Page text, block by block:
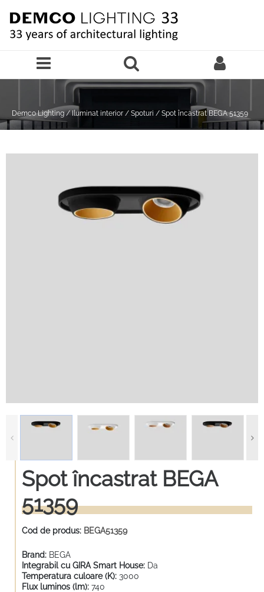
Demco Lighting / Iluminat interior / Spoturi / Spot încastrat BEGA 51359
Spot încastrat BEGA
51359
Cod de produs: BEGA51359
Brand: BEGA
Integrabil cu GIRA Smart House: Da
Temperatura culoare (K): 3000
Flux luminos (lm): 740